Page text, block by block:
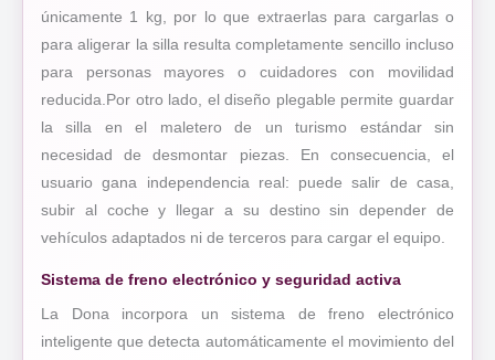
únicamente 1 kg, por lo que extraerlas para cargarlas o
para aligerar la silla resulta completamente sencillo incluso
para personas mayores o cuidadores con movilidad
reducida.Por otro lado, el diseño plegable permite guardar
la silla en el maletero de un turismo estándar sin
necesidad de desmontar piezas. En consecuencia, el
usuario gana independencia real: puede salir de casa,
subir al coche y llegar a su destino sin depender de
vehículos adaptados ni de terceros para cargar el equipo.
Sistema de freno electrónico y seguridad activa
La Dona incorpora un sistema de freno electrónico
inteligente que detecta automáticamente el movimiento del